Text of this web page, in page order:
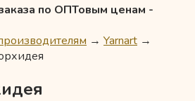
по ОПТовым ценам -
→ Yarnart →